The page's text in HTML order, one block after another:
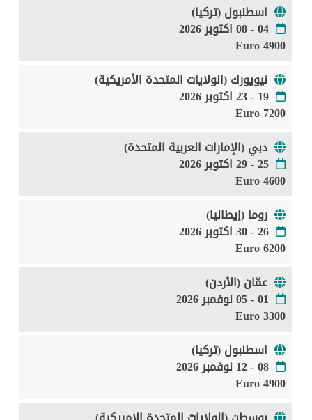
اسطنبول (تركيا)
04 - 08 اكتوبر 2026
4900 Euro
نيويورك (الولايات المتحدة الأمريكية)
19 - 23 اكتوبر 2026
7200 Euro
دبي (الإمارات العربية المتحدة)
25 - 29 اكتوبر 2026
4600 Euro
روما (إيطاليا)
26 - 30 اكتوبر 2026
6200 Euro
عمّان (الأردن)
01 - 05 نوفمبر 2026
3300 Euro
اسطنبول (تركيا)
08 - 12 نوفمبر 2026
4900 Euro